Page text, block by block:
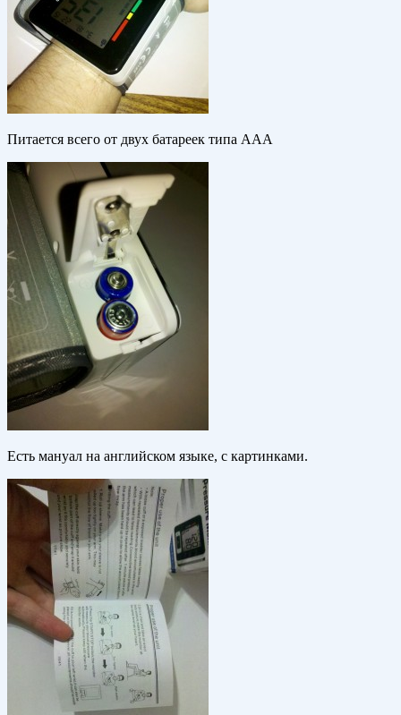
Питается всего от двух батареек типа ААА
Есть мануал на английском языке, с картинками.